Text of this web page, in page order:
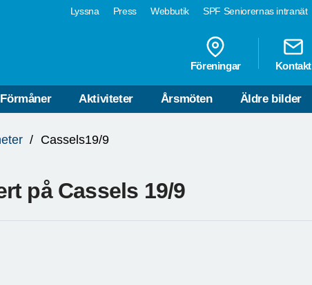
Lyssna Press Webbutik SPF Seniorernas intranät
Föreningar Kontakt
Förmåner Aktiviteter Årsmöten Äldre bilder
Cassels19/9
på Cassels 19/9